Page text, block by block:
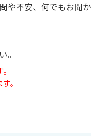
や不安、何でもお聞か
。
。